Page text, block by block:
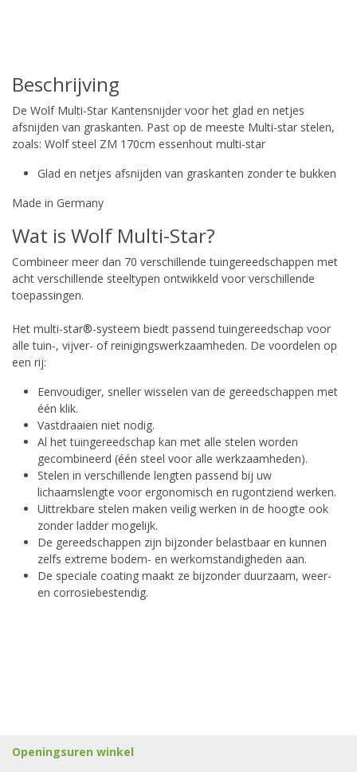
Beschrijving
De Wolf Multi-Star Kantensnijder voor het glad en netjes
afsnijden van graskanten. Past op de meeste Multi-star stelen,
zoals: Wolf steel ZM 170cm essenhout multi-star
Glad en netjes afsnijden van graskanten zonder te bukken
Made in Germany
Wat is Wolf Multi-Star?
Combineer meer dan 70 verschillende tuingereedschappen met
acht verschillende steeltypen ontwikkeld voor verschillende
toepassingen.
Het multi-star®-systeem biedt passend tuingereedschap voor
alle tuin-, vijver- of reinigingswerkzaamheden. De voordelen op
een rij:
Eenvoudiger, sneller wisselen van de gereedschappen met
één klik.
Vastdraaien niet nodig.
Al het tuingereedschap kan met alle stelen worden
gecombineerd (één steel voor alle werkzaamheden).
Stelen in verschillende lengten passend bij uw
lichaamslengte voor ergonomisch en rugontziend werken.
Uittrekbare stelen maken veilig werken in de hoogte ook
zonder ladder mogelijk.
De gereedschappen zijn bijzonder belastbaar en kunnen
zelfs extreme bodem- en werkomstandigheden aan.
De speciale coating maakt ze bijzonder duurzaam, weer-
en corrosiebestendig.
Openingsuren winkel